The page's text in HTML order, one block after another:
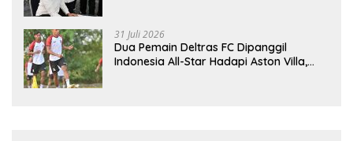
31 Juli 2026
Dua Pemain Deltras FC Dipanggil
Indonesia All-Star Hadapi Aston Villa,